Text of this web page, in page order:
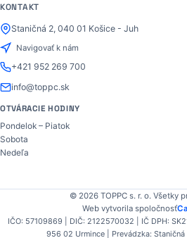
KONTAKT
Staničná 2, 040 01 Košice - Juh
Navigovať k nám
+421 952 269 700
info@toppc.sk
OTVÁRACIE HODINY
Pondelok – Piatok
Sobota
Nedeľa
© 2026 TOPPC s. r. o. Všetky
Web vytvorila spoločnosť
IČO: 57109869 | DIČ: 2122570032 | IČ DPH:
956 02 Urmince | Prevádzka: